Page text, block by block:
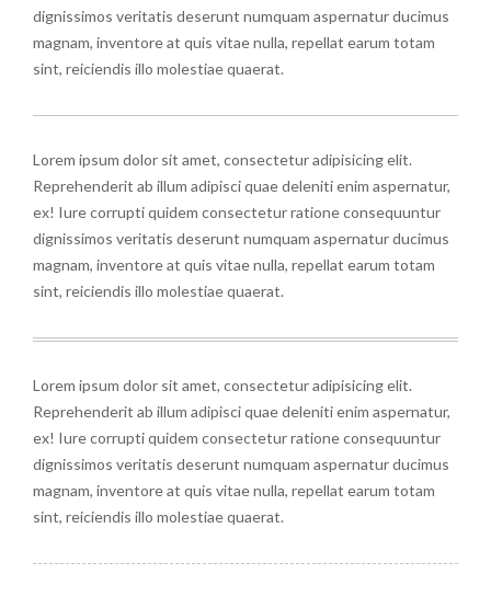
dignissimos veritatis deserunt numquam aspernatur ducimus
magnam, inventore at quis vitae nulla, repellat earum totam
sint, reiciendis illo molestiae quaerat.
Lorem ipsum dolor sit amet, consectetur adipisicing elit.
Reprehenderit ab illum adipisci quae deleniti enim aspernatur,
ex! Iure corrupti quidem consectetur ratione consequuntur
dignissimos veritatis deserunt numquam aspernatur ducimus
magnam, inventore at quis vitae nulla, repellat earum totam
sint, reiciendis illo molestiae quaerat.
Lorem ipsum dolor sit amet, consectetur adipisicing elit.
Reprehenderit ab illum adipisci quae deleniti enim aspernatur,
ex! Iure corrupti quidem consectetur ratione consequuntur
dignissimos veritatis deserunt numquam aspernatur ducimus
magnam, inventore at quis vitae nulla, repellat earum totam
sint, reiciendis illo molestiae quaerat.